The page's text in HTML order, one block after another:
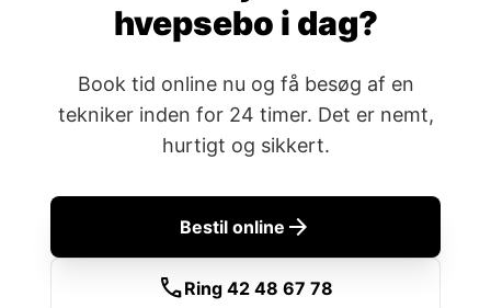
hvepsebo i dag?
Book tid online nu og få besøg af en
tekniker inden for 24 timer. Det er nemt,
hurtigt og sikkert.
Bestil online arrow_forward
callRing 42 48 67 78